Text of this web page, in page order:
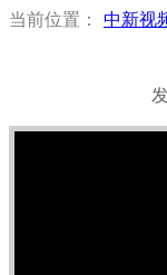
当前位置： 中新视